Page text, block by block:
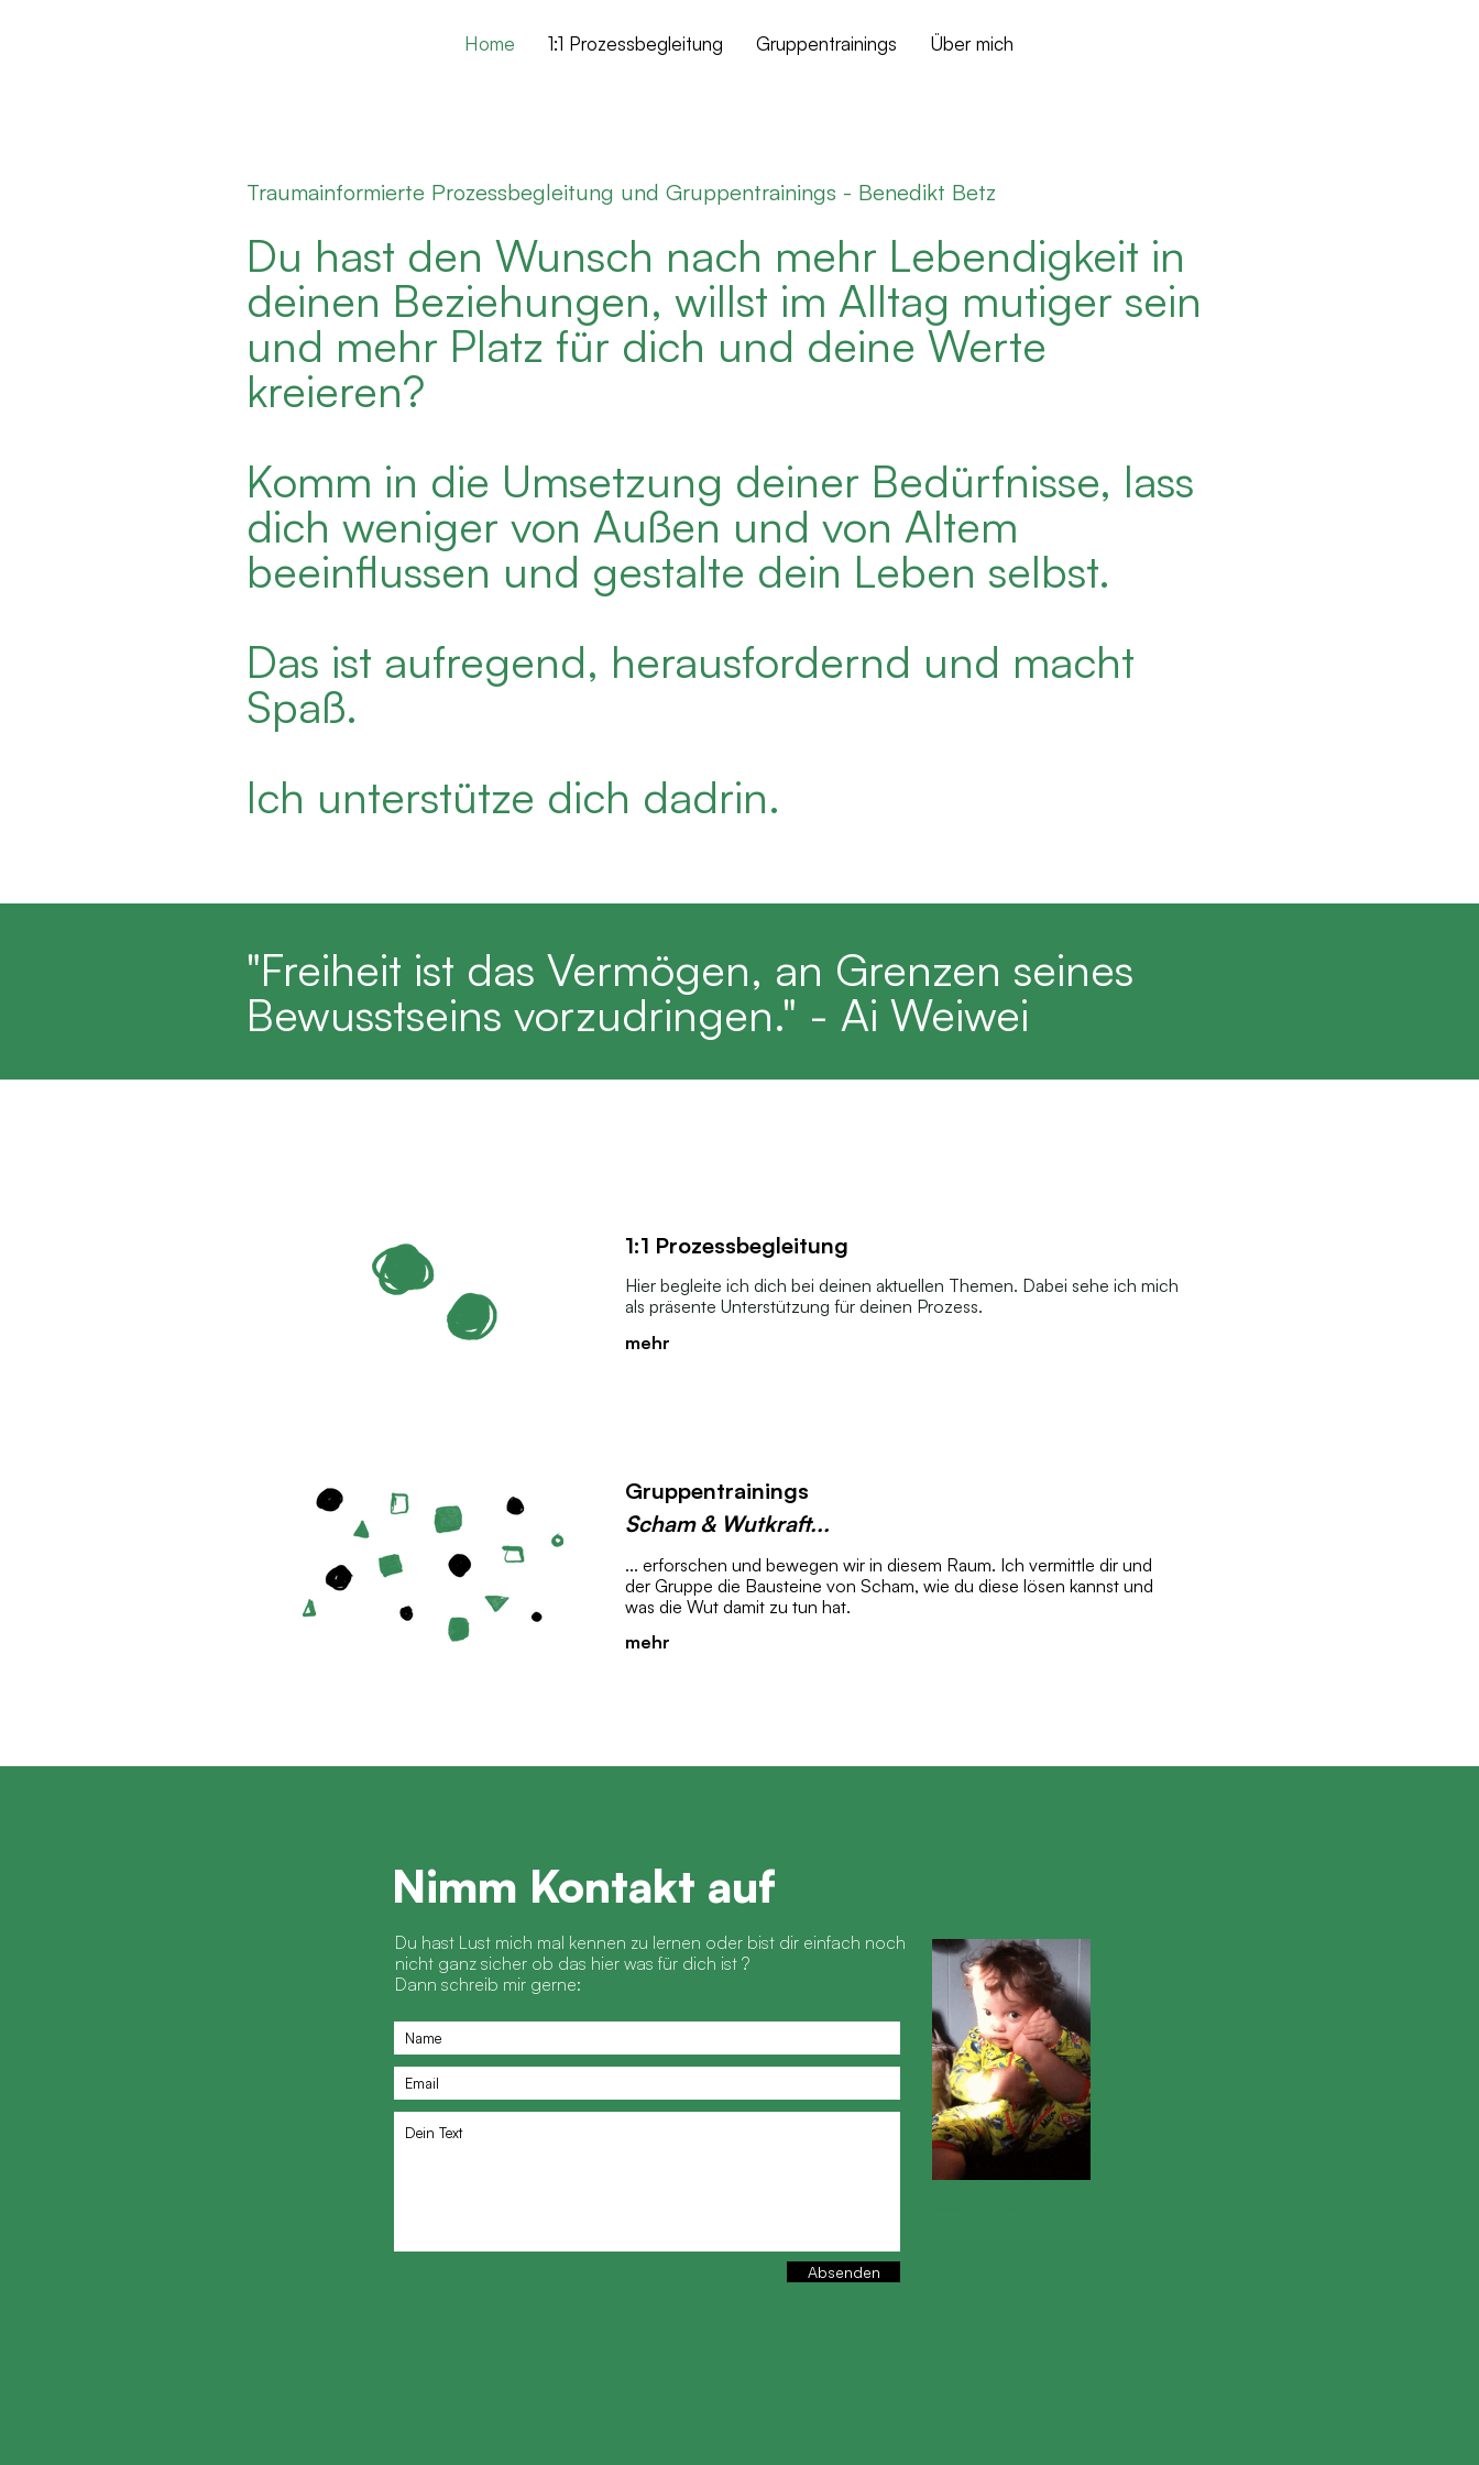
Home 1:1 Prozessbegleitung Gruppentrainings Über mich
Traumainformierte Prozessbegleitung und Gruppentrainings - Benedikt Betz
Du hast den Wunsch nach mehr Lebendigkeit in
deinen Beziehungen, willst im Alltag mutiger sein
und mehr Platz für dich und deine Werte
kreieren?
Komm in die Umsetzung deiner Bedürfnisse, lass
dich weniger von Außen und von Altem
beeinflussen und gestalte dein Leben selbst.
Das ist aufregend, herausfordernd und macht
Spaß.
Ich unterstütze dich dadrin.
"Freiheit ist das Vermögen, an Grenzen seines
Bewusstseins vorzudringen." - Ai Weiwei
1:1 Prozessbegleitung
Hier begleite ich dich bei deinen aktuellen Themen. Dabei sehe ich mich
als präsente Unterstützung für deinen Prozess.
mehr
Gruppentrainings
Scham & Wutkraft...
... erforschen und bewegen wir in diesem Raum. Ich vermittle dir und
der Gruppe die Bausteine von Scham, wie du diese lösen kannst und
was die Wut damit zu tun hat.
mehr
Nimm Kontakt auf
Du hast Lust mich mal kennen zu lernen oder bist dir einfach noch
nicht ganz sicher ob das hier was für dich ist ?
Dann schreib mir gerne:
Absenden